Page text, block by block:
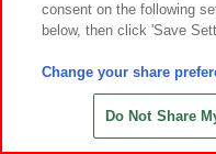
ガンバレ！中村くん！！ぷちマ
2026年7月 30日～登場
consent on the following
below, then click 'Save
Change your share
Do Not Share